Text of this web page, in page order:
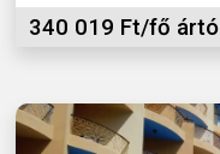
340 019 Ft/fő ártól